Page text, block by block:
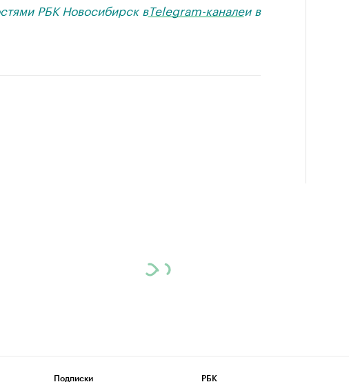
РБК Новосибирск вTelegram-каналеи в
Подписки РБК